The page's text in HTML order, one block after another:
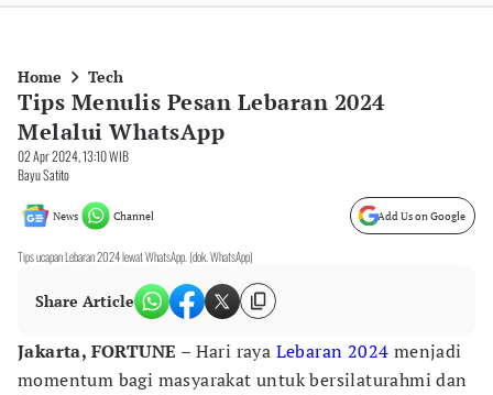
Home Tech
Tips Menulis Pesan Lebaran 2024
Melalui WhatsApp
02 Apr 2024, 13:10 WIB
Bayu Satito
News Channel Add Us on Google
Tips ucapan Lebaran 2024 lewat WhatsApp. (dok. WhatsApp)
Share Article
Jakarta, FORTUNE – Hari raya Lebaran 2024 menjadi
momentum bagi masyarakat untuk bersilaturahmi dan